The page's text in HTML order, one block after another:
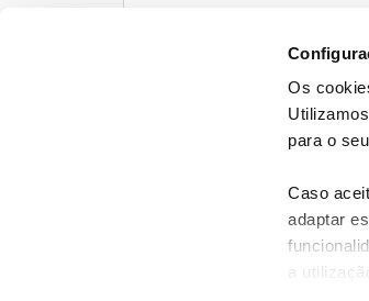
Os
para o
Caso
adaptar
a